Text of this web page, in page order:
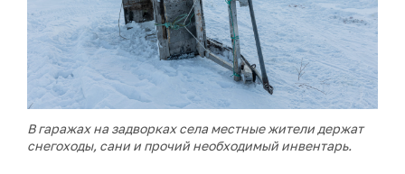
В гаражах на задворках села местные жители держат
снегоходы, сани и прочий необходимый инвентарь.